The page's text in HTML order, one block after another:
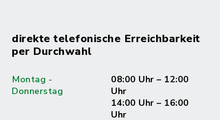
direkte telefonische Erreichbarkeit
per Durchwahl
Montag -
Donnerstag
08:00 Uhr – 12:00
Uhr
14:00 Uhr – 16:00
Uhr